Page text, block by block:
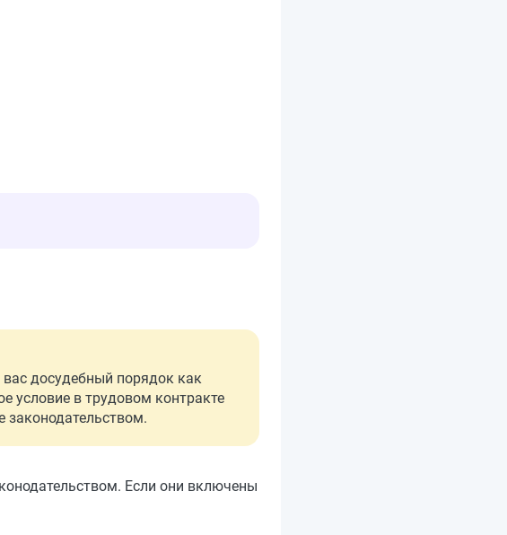
вас досудебный порядок как
условие в трудовом контракте
законодательством.
Если они включены